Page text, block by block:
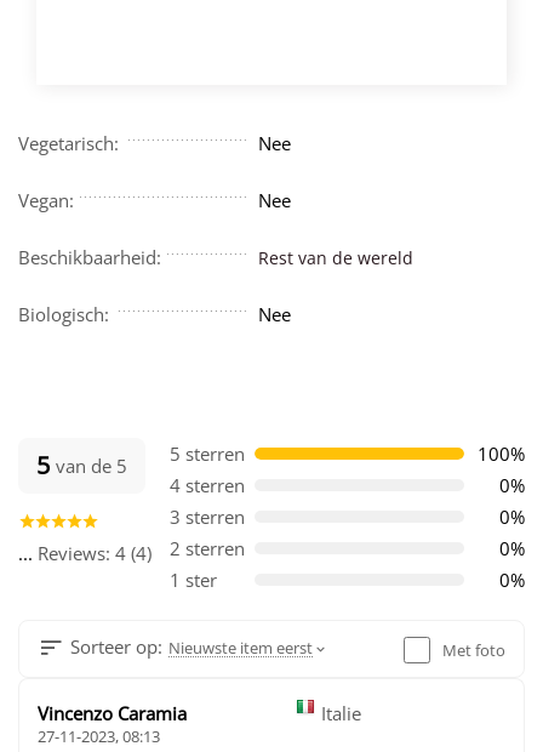
Vegetarisch: Nee
Vegan: Nee
Beschikbaarheid: Rest van de wereld
Biologisch: Nee
5 van de 5
... Reviews: 4 (4)
5 sterren
100%
4 sterren
0%
3 sterren
0%
2 sterren
0%
1 ster
0%
Sorteer op: Nieuwste item eerst Met foto
Vincenzo Caramia Italie
27-11-2023, 08:13